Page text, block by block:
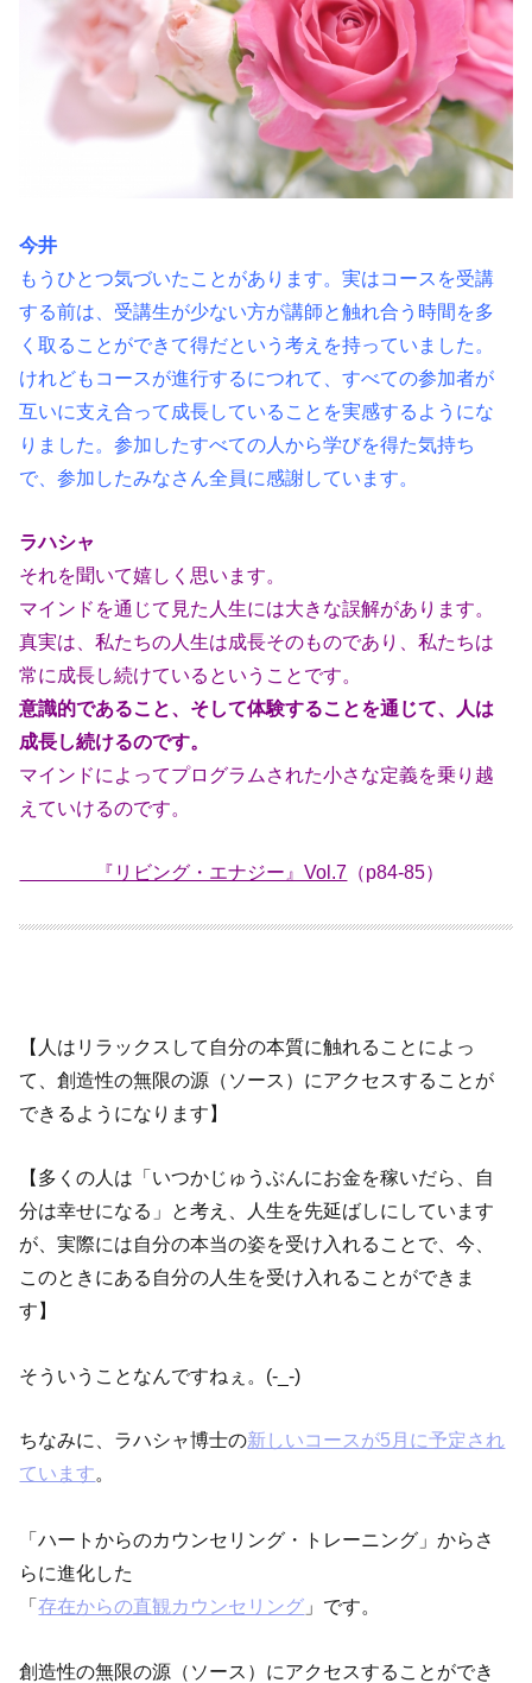
今井
もうひとつ気づいたことがあります。実はコースを受講
する前は、受講生が少ない方が講師と触れ合う時間を多
く取ることができて得だという考えを持っていました。
けれどもコースが進行するにつれて、すべての参加者が
互いに支え合って成長していることを実感するようにな
りました。参加したすべての人から学びを得た気持ち
で、参加したみなさん全 員に感謝しています。
ラハシャ
それを聞いて嬉しく思います。
マインドを通じて見た人生には大きな誤解があります。
真実は、私たちの人生は成長そのものであり、私たちは
常に成長し続けている ということです。
意識的であること、そして体験することを通じて、人は
成長し続けるのです。
マインドによってプログラムされた小さな定義を乗り越
えていけるのです。
『リビング・エナジー』Vol.7 （p84-85）
【人はリラックスして自分の本質に触れることによっ
て、創造性の無限の源（ソース）にアクセスすることが
できるようになります】
【多くの人は「いつかじゅうぶんにお金を稼いだら、自
分は幸せになる」と考え、人生を先延ばしにしています
が、実際には自分の本当の姿を受け入れることで、今、
このときにある自分の人生を受け入れることができま
す】
そういうことなんですねぇ。(-_-)
ちなみに、ラハシャ博士の新しいコースが5月に予定され
ています。
「ハートからのカウンセリング・トレーニング」からさ
らに進化した
「存在からの直観カウンセリング 」です。
創造性の無限の源（ソース）にアクセスすることができ